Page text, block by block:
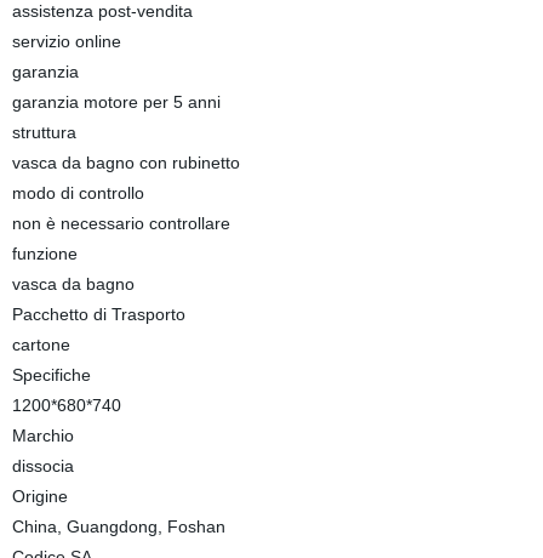
assistenza post-vendita
servizio online
garanzia
garanzia motore per 5 anni
struttura
vasca da bagno con rubinetto
modo di controllo
non è necessario controllare
funzione
vasca da bagno
Pacchetto di Trasporto
cartone
Specifiche
1200*680*740
Marchio
dissocia
Origine
China, Guangdong, Foshan